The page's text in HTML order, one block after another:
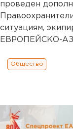
проведен
ситуациям,
ЕВРОПЕЙСКО-
Общество